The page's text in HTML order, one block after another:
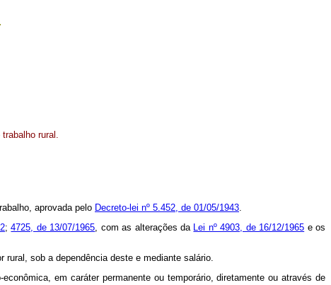
rural.
aprovada pelo Decreto-lei nº 5.452, de 01/05/1943.
;4725, de 13/07/1965, com as alterações da Lei nº 4903, de 16/12/1965 e os
rural, sob a dependência deste e mediante salário.
em caráter permanente ou temporário, diretamente ou através de